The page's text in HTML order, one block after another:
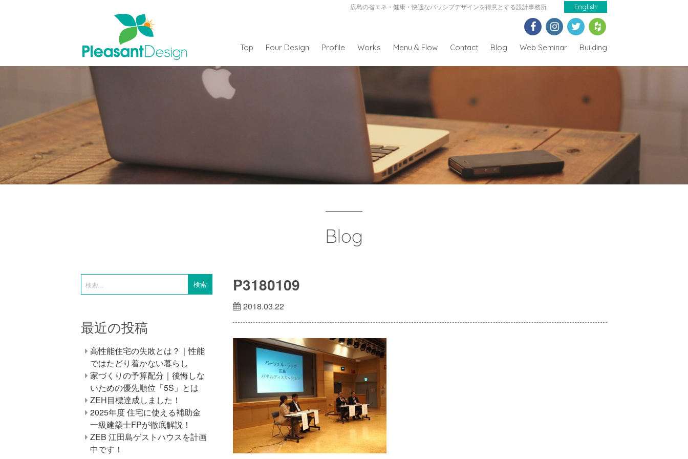
広島の省エネ・健康・快適なパッシブデザインを得意とする設計事務所 English
Top Four Design Profile Works Menu & Flow Contact Blog Web Seminar Building
Blog
P3180109
2018.03.22
最近の投稿
高性能住宅の失敗とは？｜性能
ではたどり着かない暮らし
家づくりの予算配分｜後悔しな
いための優先順位「5S」とは
ZEH目標達成しました！
2025年度 住宅に使える補助金
一級建築士FPが徹底解説！
ZEB 江田島ゲストハウスを計画
中です！